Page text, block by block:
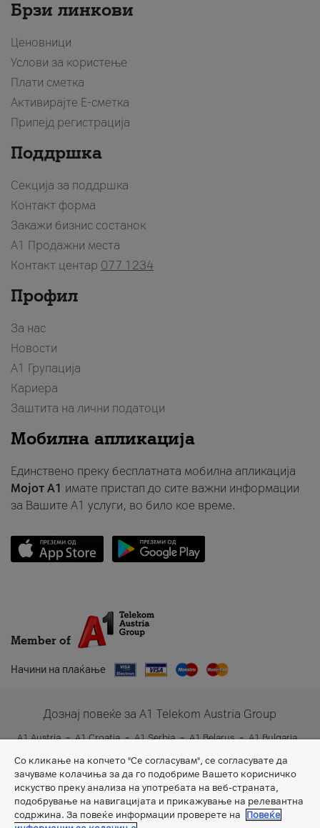
Брзи линкови
Ценовници
Услови за користење
Плати сметка
Активирајте Е-сметка
Припејд регистрација
Поддршка
Секција за поддршка
Контакт форма
Закажи бизнис состанок
A1 Продажни места
Контакт центар 077 1234
Профил
За нас
Новости
А1 Групација
Кариера
Заштита на лични податоци
Мобилна апликација
Единствено преку бесплатната мобилна апликација
Мојот A1 имате пристап до сите важни информации
за Вашите A1 услуги, во било кое време.
Member of
Начини на плаќање
Дознај повеќе за A1 Telekom Austria Group
A1 Austria A1 Croatia A1 Serbia A1 Belarus
A1 Bulgaria
Со кликање на копчето "Се согласувам", се согласувате да
зачуваме колачиња за да го подобриме Вашето корисничко
искуство преку анализа на употребата на веб-страната,
подобрување на навигацијата и прикажување на релевантна
содржина. За повеќе информации проверете на
Повеќе